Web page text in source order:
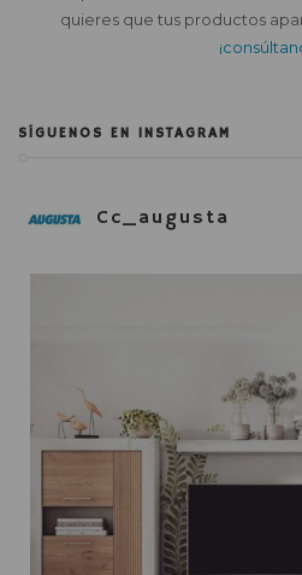
quieres que tus productos
SÍGUENOS EN INSTAGRAM
Cc_augusta